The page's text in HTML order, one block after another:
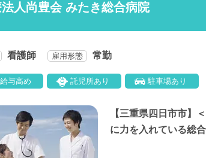
法人尚豊会 みたき総合病院
看護師 雇用形態 常勤
給与高め 託児所あり 駐車場あり
【三重県四日市市
に力を入れている総合